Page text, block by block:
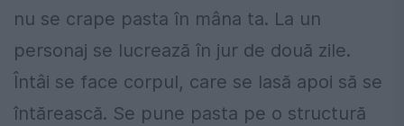
nu se crape pasta în mâna ta. La un
personaj se lucrează în jur de două zile.
Întâi se face corpul, care se lasă apoi să se
întărească. Se pune pasta pe o structură